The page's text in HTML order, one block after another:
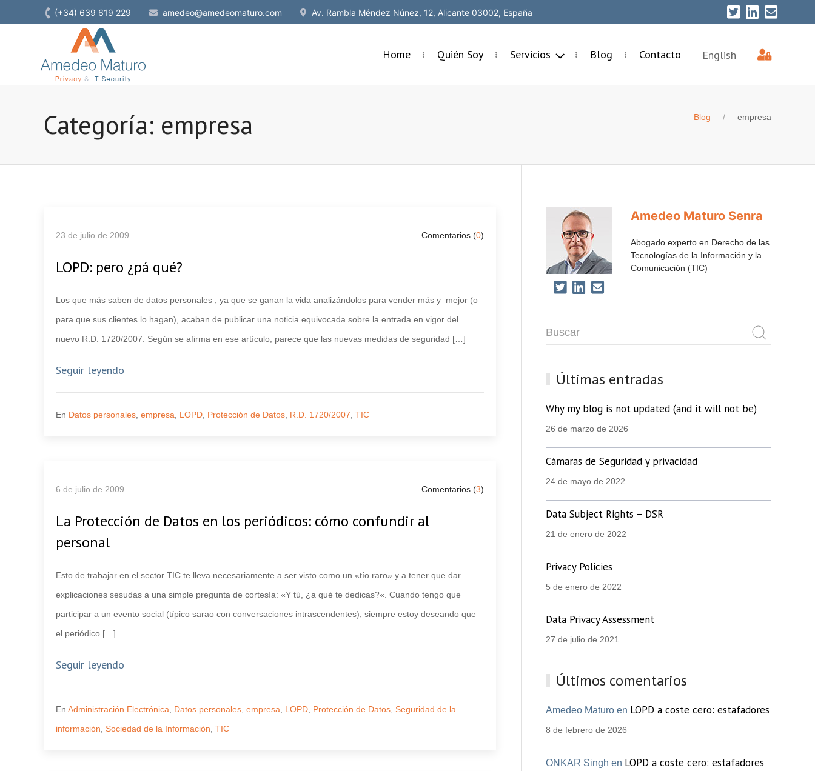
(+34) 639 619 229 amedeo@amedeomaturo.com Av. Rambla Méndez Núnez, 12, Alicante 03002, España
Home Quién Soy Servicios Blog Contacto English
Categoría: empresa Blog empresa
23 de julio de 2009 Comentarios (0)
LOPD: pero ¿pá qué?
Los que más saben de datos personales , ya que se ganan la vida analizándolos para vender más y mejor (o
para que sus clientes lo hagan), acaban de publicar una noticia equivocada sobre la entrada en vigor del
nuevo R.D. 1720/2007. Según se afirma en ese artículo, parece que las nuevas medidas de seguridad […]
Seguir leyendo
En Datos personales empresa LOPD Protección de Datos R.D. 1720/2007 TIC
6 de julio de 2009 Comentarios (3)
La Protección de Datos en los periódicos: cómo confundir al
personal
Esto de trabajar en el sector TIC te lleva necesariamente a ser visto como un «tío raro» y a tener que dar
explicaciones sesudas a una simple pregunta de cortesía: «Y tú, ¿a qué te dedicas?«. Cuando tengo que
participar a un evento social (típico sarao con conversaciones intrascendentes), siempre estoy deseando que
el periódico […]
Seguir leyendo
En Administración Electrónica Datos personales empresa LOPD Protección de Datos Seguridad de la
información Sociedad de la Información TIC
Amedeo Maturo Senra
Abogado experto en Derecho de las
Tecnologías de la Información y la
Comunicación (TIC)
Últimas entradas
Why my blog is not updated (and it will not be)
26 de marzo de 2026
Cámaras de Seguridad y privacidad
24 de mayo de 2022
Data Subject Rights – DSR
21 de enero de 2022
Privacy Policies
5 de enero de 2022
Data Privacy Assessment
27 de julio de 2021
Últimos comentarios
Amedeo Maturo en LOPD a coste cero: estafadores
8 de febrero de 2026
ONKAR Singh en LOPD a coste cero: estafadores